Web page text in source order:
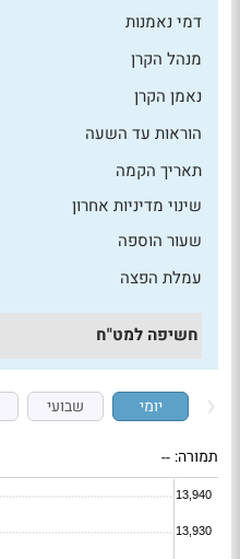
דמי נאמנות
מנהל הקרן
נאמן הקרן
הוראות עד השעה
תאריך הקמה
שינוי מדיניות אחרון
שעור הוספה
עמלת הפצה
חשיפה למט"ח
יומי שבועי
תמורה: --